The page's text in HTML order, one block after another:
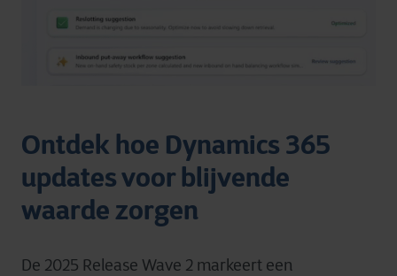
Ontdek hoe Dynamics 365
updates voor blijvende
waarde zorgen
De 2025 Release Wave 2 markeert een